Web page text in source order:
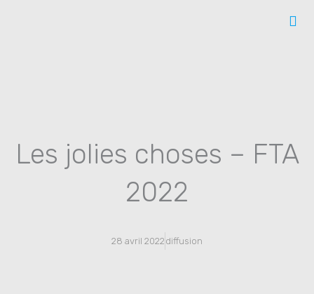
Les jolies choses – FTA
2022
28 avril 2022 diffusion